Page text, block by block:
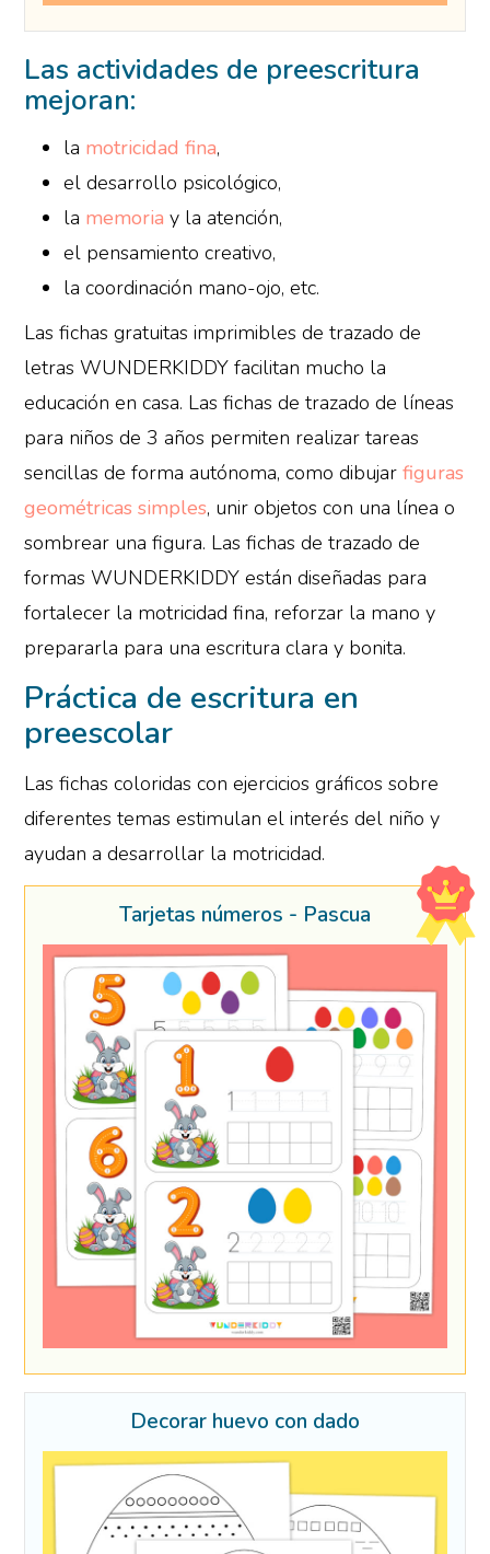
Las actividades de preescritura
mejoran:
la motricidad fina,
el desarrollo psicológico,
la memoria y la atención,
el pensamiento creativo,
la coordinación mano-ojo, etc.
Las fichas gratuitas imprimibles de trazado de
letras WUNDERKIDDY facilitan mucho la
educación en casa. Las fichas de trazado de líneas
para niños de 3 años permiten realizar tareas
sencillas de forma autónoma, como dibujarfiguras
geométricas simples, unir objetos con una línea o
sombrear una figura. Las fichas de trazado de
formas WUNDERKIDDY están diseñadas para
fortalecer la motricidad fina, reforzar la mano у
prepararla para una escritura clara y bonita.
Práctica de escritura en
preescolar
Las fichas coloridas con ejercicios gráficos sobre
diferentes temas estimulan el interés del niño y
ayudan a desarrollar la motricidad.
Tarjetas números - Pascua
Decorar huevo con dado